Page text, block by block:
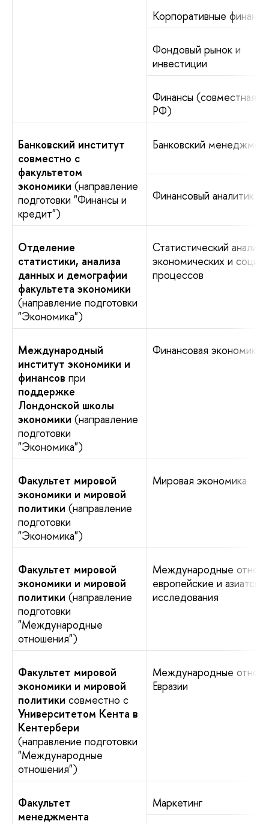
Корпоративные финансы
Фондовый рынок и
инвестиции
Финансы (совместная
РФ)
Банковский институт
совместно с
факультетом
экономики (направление
подготовки "Финансы и
кредит")
Банковский
Финансовый аналитик
Отделение
статистики, анализа
данных и демографии
факультета экономики
(направление подготовки
"Экономика")
Статистический анализ
экономических и
процессов
Международный
институт экономики и
финансов при
поддержке
Лондонской школы
экономики (направление
подготовки
"Экономика")
Финансовая экономика
Факультет мировой
экономики и мировой
политики (направление
подготовки
"Экономика")
Мировая экономика
Факультет мировой
экономики и мировой
политики (направление
подготовки
"Международные
отношения")
Международные
европейские и
исследования
Факультет мировой
экономики и мировой
политики совместно с
Университетом Кента в
Кентербери
(направление подготовки
"Международные
отношения")
Международные
Евразии
Факультет
менеджмента
Маркетинг